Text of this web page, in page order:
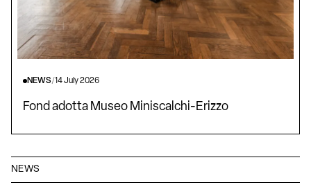
NEWS
NEWS/14 July 2026
Fond adotta Museo Miniscalchi-Erizzo